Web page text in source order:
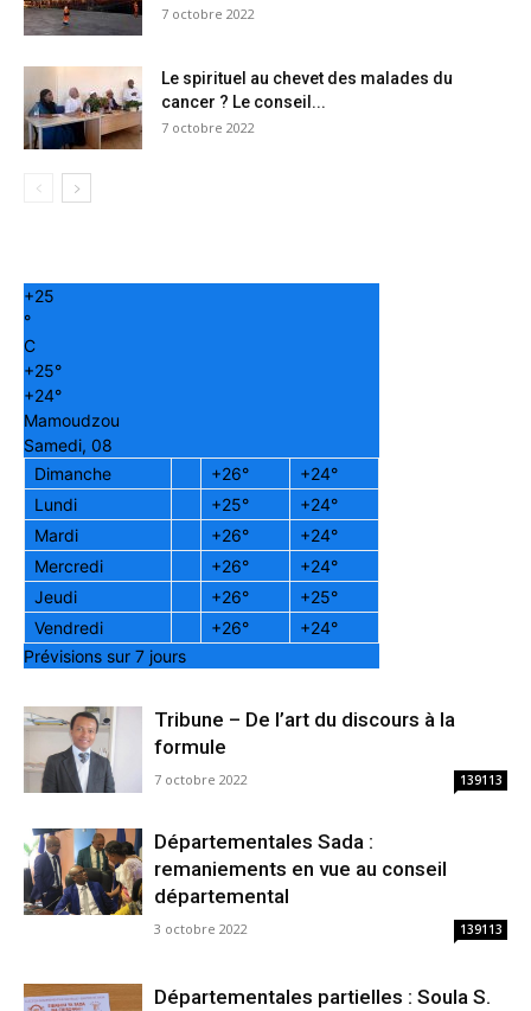
7 octobre 2022
Le spirituel au chevet des malades du
cancer ? Le conseil...
7 octobre 2022
+25
°
C
+25°
+24°
Mamoudzou
Samedi, 08
Dimanche
+26° +24°
Lundi
+25° +24°
Mardi
+26° +24°
Mercredi
+26° +24°
Jeudi
+26° +25°
Vendredi
+26° +24°
Prévisions sur 7 jours
Tribune – De l’art du discours à la
formule
7 octobre 2022 139113
Départementales Sada :
remaniements en vue au conseil
départemental
3 octobre 2022 139113
Départementales partielles : Soula S.